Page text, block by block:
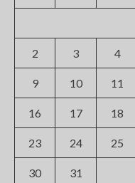
2 3 4
9 10 11
16 17 18
23 24 25
30 31